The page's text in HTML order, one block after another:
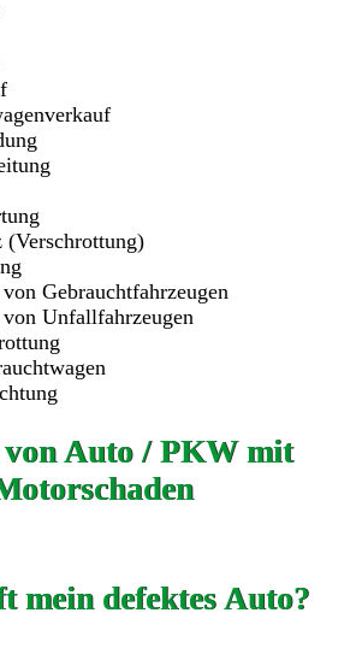
(Verschrottung)
Gebrauchtfahrzeugen
Unfallfahrzeugen
Auto / PKW mit
mein defektes Auto?